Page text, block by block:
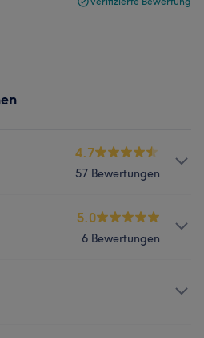
4.7
57 Bewertungen
5.0
6 Bewertungen